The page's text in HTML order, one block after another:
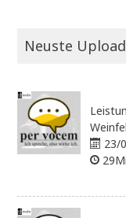
Neuste
23/